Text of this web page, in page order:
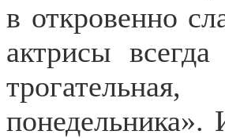
в откровенно
актрисы
понедельника».